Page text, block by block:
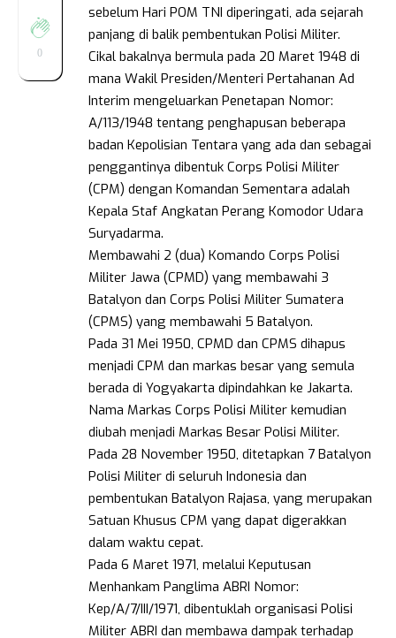
0
sebelum Hari POM TNI diperingati, ada sejarah
panjang di balik pembentukan Polisi Militer.
Cikal bakalnya bermula pada 20 Maret 1948 di
mana Wakil Presiden/Menteri Pertahanan Ad
Interim mengeluarkan Penetapan Nomor:
A/113/1948 tentang penghapusan beberapa
badan Kepolisian Tentara yang ada dan sebagai
penggantinya dibentuk Corps Polisi Militer
(CPM) dengan Komandan Sementara adalah
Kepala Staf Angkatan Perang Komodor Udara
Suryadarma.
Membawahi 2 (dua) Komando Corps Polisi
Militer Jawa (CPMD) yang membawahi 3
Batalyon dan Corps Polisi Militer Sumatera
(CPMS) yang membawahi 5 Batalyon.
Pada 31 Mei 1950, CPMD dan CPMS dihapus
menjadi CPM dan markas besar yang semula
berada di Yogyakarta dipindahkan ke Jakarta.
Nama Markas Corps Polisi Militer kemudian
diubah menjadi Markas Besar Polisi Militer.
Pada 28 November 1950, ditetapkan 7 Batalyon
Polisi Militer di seluruh Indonesia dan
pembentukan Batalyon Rajasa, yang merupakan
Satuan Khusus CPM yang dapat digerakkan
dalam waktu cepat.
Pada 6 Maret 1971, melalui Keputusan
Menhankam Panglima ABRI Nomor:
Kep/A/7/III/1971, dibentuklah organisasi Polisi
Militer ABRI dan membawa dampak terhadap